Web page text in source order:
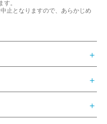
。
止となりますので、あらかじめ